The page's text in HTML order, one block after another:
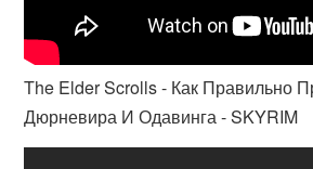
The Elder Scrolls - Как Правильно
Дюрневира И Одавинга - SKYRIM